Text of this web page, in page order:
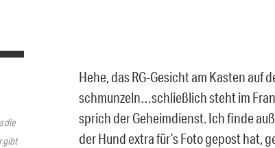
die
gibt
Hehe, das RG-Gesicht am Kasten auf
schmunzeln…schließlich steht im
sprich der Geheimdienst. Ich finde
der Hund extra für’s Foto gepost hat,